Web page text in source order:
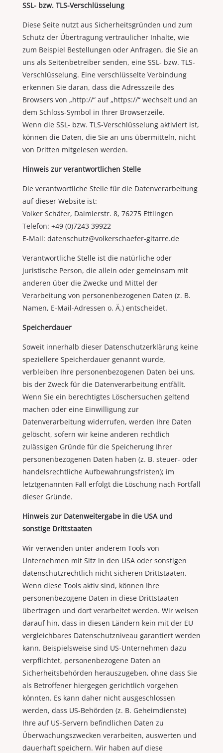
SSL- bzw. TLS-Verschlüsselung
Diese Seite nutzt aus Sicherheitsgründen und zum
Schutz der Übertragung vertraulicher Inhalte, wie
zum Beispiel Bestellungen oder Anfragen, die Sie an
uns als Seitenbetreiber senden, eine SSL- bzw. TLS-
Verschlüsselung. Eine verschlüsselte Verbindung
erkennen Sie daran, dass die Adresszeile des
Browsers von „http://“ auf „https://“ wechselt und an
dem Schloss-Symbol in Ihrer Browserzeile.
Wenn die SSL- bzw. TLS-Verschlüsselung aktiviert ist,
können die Daten, die Sie an uns übermitteln, nicht
von Dritten mitgelesen werden.
Hinweis zur verantwortlichen Stelle
Die verantwortliche Stelle für die Datenverarbeitung
auf dieser Website ist:
Volker Schäfer, Daimlerstr. 8, 76275 Ettlingen
Telefon: +49 (0)7243 39922
E-Mail: datenschutz@volkerschaefer-gitarre.de
Verantwortliche Stelle ist die natürliche oder
juristische Person, die allein oder gemeinsam mit
anderen über die Zwecke und Mittel der
Verarbeitung von personenbezogenen Daten (z. B.
Namen, E-Mail-Adressen o. Ä.) entscheidet.
Speicherdauer
Soweit innerhalb dieser Datenschutzerklärung keine
speziellere Speicherdauer genannt wurde,
verbleiben Ihre personenbezogenen Daten bei uns,
bis der Zweck für die Datenverarbeitung entfällt.
Wenn Sie ein berechtigtes Löschersuchen geltend
machen oder eine Einwilligung zur
Datenverarbeitung widerrufen, werden Ihre Daten
gelöscht, sofern wir keine anderen rechtlich
zulässigen Gründe für die Speicherung Ihrer
personenbezogenen Daten haben (z. B. steuer- oder
handelsrechtliche Aufbewahrungsfristen); im
letztgenannten Fall erfolgt die Löschung nach Fortfall
dieser Gründe.
Hinweis zur Datenweitergabe in die USA und
sonstige Drittstaaten
Wir verwenden unter anderem Tools von
Unternehmen mit Sitz in den USA oder sonstigen
datenschutzrechtlich nicht sicheren Drittstaaten.
Wenn diese Tools aktiv sind, können Ihre
personenbezogene Daten in diese Drittstaaten
übertragen und dort verarbeitet werden. Wir weisen
darauf hin, dass in diesen Ländern kein mit der EU
vergleichbares Datenschutzniveau garantiert werden
kann. Beispielsweise sind US-Unternehmen dazu
verpflichtet, personenbezogene Daten an
Sicherheitsbehörden herauszugeben, ohne dass Sie
als Betroffener hiergegen gerichtlich vorgehen
könnten. Es kann daher nicht ausgeschlossen
werden, dass US-Behörden (z. B. Geheimdienste)
Ihre auf US-Servern befindlichen Daten zu
Überwachungszwecken verarbeiten, auswerten und
dauerhaft speichern. Wir haben auf diese